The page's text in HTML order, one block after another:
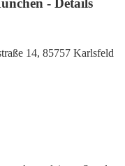
- Details
14, 85757 Karlsfeld